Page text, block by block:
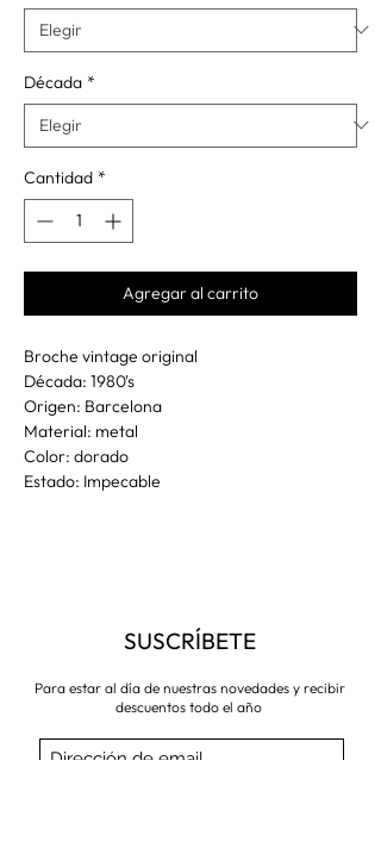
Década *
Cantidad *
Agregar al carrito
Broche vintage original
Década: 1980's
Origen: Barcelona
Material: metal
Color: dorado
Estado: Impecable
SUSCRÍBETE
Para estar al día de nuestras novedades y recibir
descuentos todo el año